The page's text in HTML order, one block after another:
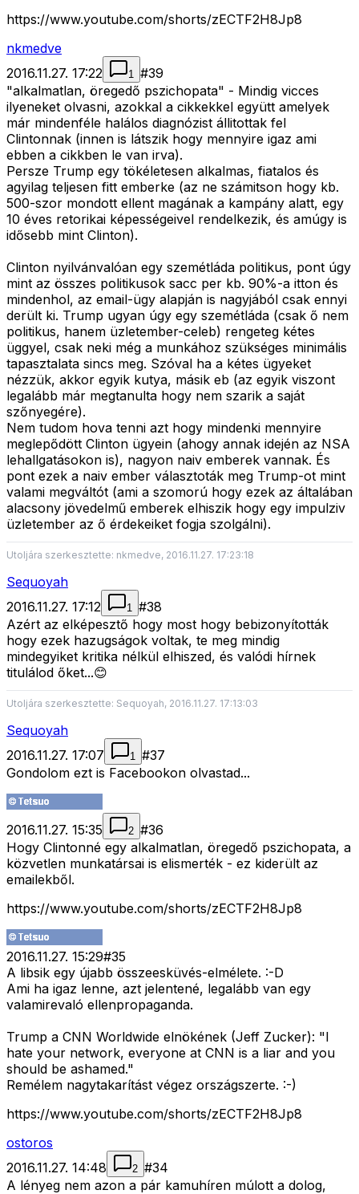
https://www.youtube.com/shorts/zECTF2H8Jp8
nkmedve
2016.11.27. 17:22
1 #39
"alkalmatlan, öregedő pszichopata" - Mindig vicces
ilyeneket olvasni, azokkal a cikkekkel együtt amelyek
már mindenféle halálos diagnózist állitottak fel
Clintonnak (innen is látszik hogy mennyire igaz ami
ebben a cikkben le van irva).
Persze Trump egy tökéletesen alkalmas, fiatalos és
agyilag teljesen fitt emberke (az ne számitson hogy kb.
500-szor mondott ellent magának a kampány alatt, egy
10 éves retorikai képességeivel rendelkezik, és amúgy is
idősebb mint Clinton).
Clinton nyilvánvalóan egy szemétláda politikus, pont úgy
mint az összes politikusok sacc per kb. 90%-a itton és
mindenhol, az email-ügy alapján is nagyjából csak ennyi
derült ki. Trump ugyan úgy egy szemétláda (csak ő nem
politikus, hanem üzletember-celeb) rengeteg kétes
üggyel, csak neki még a munkához szükséges minimális
tapasztalata sincs meg. Szóval ha a kétes ügyeket
nézzük, akkor egyik kutya, másik eb (az egyik viszont
legalább már megtanulta hogy nem szarik a saját
szőnyegére).
Nem tudom hova tenni azt hogy mindenki mennyire
meglepődött Clinton ügyein (ahogy annak idején az NSA
lehallgatásokon is), nagyon naiv emberek vannak. És
pont ezek a naiv ember választoták meg Trump-ot mint
valami megváltót (ami a szomorú hogy ezek az általában
alacsony jövedelmű emberek elhiszik hogy egy impulziv
üzletember az ő érdekeiket fogja szolgálni).
Utoljára szerkesztette: nkmedve, 2016.11.27. 17:23:18
Sequoyah
2016.11.27. 17:12
1 #38
Azért az elképesztő hogy most hogy bebizonyították
hogy ezek hazugságok voltak, te meg mindig
mindegyiket kritika nélkül elhiszed, és valódi hírnek
titulálod őket...😊
Utoljára szerkesztette: Sequoyah, 2016.11.27. 17:13:03
Sequoyah
2016.11.27. 17:07
1 #37
Gondolom ezt is Facebookon olvastad...
2016.11.27. 15:35 2 #36
Hogy Clintonné egy alkalmatlan, öregedő pszichopata, a
közvetlen munkatársai is elismerték - ez kiderült az
emailekből.
https://www.youtube.com/shorts/zECTF2H8Jp8
2016.11.27. 15:29#35
A libsik egy újabb összeesküvés-elmélete. :-D
Ami ha igaz lenne, azt jelentené, legalább van egy
valamirevaló ellenpropaganda.
Trump a CNN Worldwide elnökének (Jeff Zucker): "I
hate your network, everyone at CNN is a liar and you
should be ashamed."
Remélem nagytakarítást végez országszerte. :-)
https://www.youtube.com/shorts/zECTF2H8Jp8
ostoros
2016.11.27. 14:48
2 #34
A lényeg nem azon a pár kamuhíren múlott a dolog,